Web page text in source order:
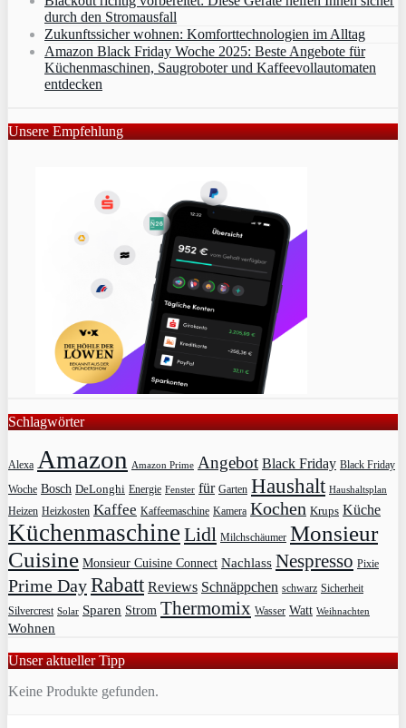
durch den Stromausfall
Zukunftssicher wohnen: Komforttechnologien im Alltag
Amazon Black Friday Woche 2025: Beste Angebote für
Küchenmaschinen, Saugroboter und Kaffeevollautomaten
entdecken
Unsere Empfehlung
Schlagwörter
Alexa Amazon Amazon Prime Angebot Black Friday Black Friday
Woche Bosch DeLonghi Energie Fenster für Garten Haushalt Haushaltsplan
Heizen Heizkosten Kaffee Kaffeemaschine Kamera Kochen Krups Küche
Küchenmaschine Lidl Milchschäumer Monsieur
Cuisine Monsieur Cuisine Connect Nachlass Nespresso Pixie
Prime DayRabatt Reviews Schnäppchen schwarz Sicherheit
Silvercrest Solar Sparen Strom Thermomix Wasser Watt Weihnachten
Wohnen
Unser aktueller Tipp
Keine Produkte gefunden.